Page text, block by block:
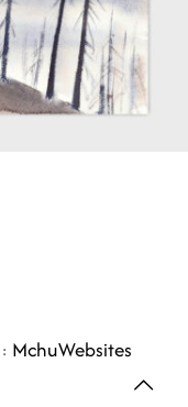
MchuWebsites